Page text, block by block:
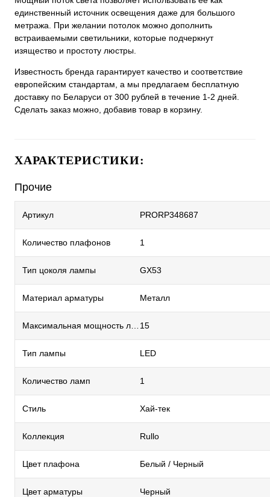
единственный источник освещения даже для большого
метража. При желании потолок можно дополнить
встраиваемыми светильники, которые подчеркнут
изящество и простоту люстры.
Известность бренда гарантирует качество и соответствие
европейским стандартам, а мы предлагаем бесплатную
доставку по Беларуси от 300 рублей в течение 1-2 дней.
Сделать заказ можно, добавив товар в корзину.
ХАРАКТЕРИСТИКИ:
Прочие
Артикул PRORP348687
Количество плафонов 1
Тип цоколя лампы GX53
Материал арматуры Металл
15
Тип лампы LED
Количество ламп 1
Стиль Хай-тек
Коллекция Rullo
Цвет плафона Белый / Черный
Цвет арматуры Черный